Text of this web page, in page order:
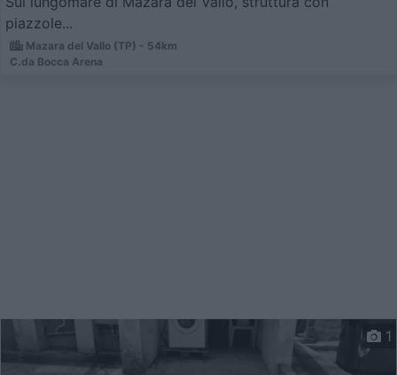
piazzole...
Mazara del Vallo (TP) - 54km
C.da Bocca Arena
1